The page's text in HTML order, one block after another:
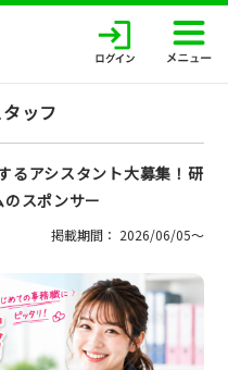
ッフ
るアシスタント大募集！研
スポンサー
掲載期間： 2026/06/05〜